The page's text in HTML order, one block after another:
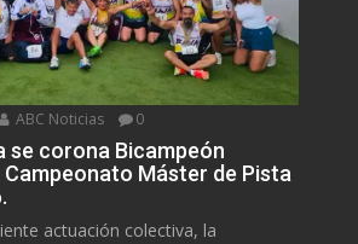
ABC Noticias 0
se corona Bicampeón
Campeonato Máster de Pista
actuación colectiva, la